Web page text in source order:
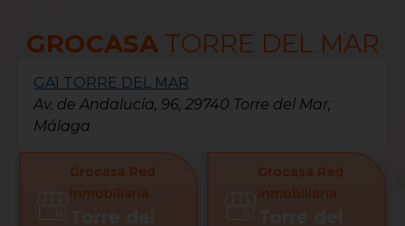
GROCASA TORRE DEL MAR
GA1 TORRE DEL MAR
Av. de Andalucía, 96, 29740 Torre del Mar,
Málaga
Grocasa Red
Inmobiliaria
Grocasa Red
Inmobiliaria